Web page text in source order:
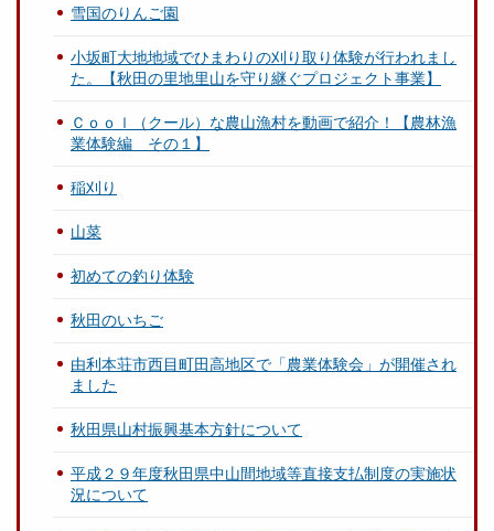
雪国のりんご園
小坂町大地地域でひまわりの刈り取り体験が行われまし
た。【秋田の里地里山を守り継ぐプロジェクト事業】
Ｃｏｏｌ（クール）な農山漁村を動画で紹介！【農林漁
業体験編 その１】
稲刈り
山菜
初めての釣り体験
秋田のいちご
由利本荘市西目町田高地区で「農業体験会」が開催され
ました
秋田県山村振興基本方針について
平成２９年度秋田県中山間地域等直接支払制度の実施状
況について